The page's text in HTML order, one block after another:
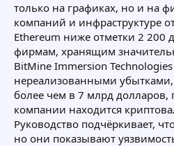
м
ы
а
л
а
только на графиках, но и на
компаний и инфраструктуре
Ethereum ниже отметки 2 200
фирмам, хранящим
BitMine Immersion Technologies
нереализованными
более чем в 7 млрд долларов,
компании находится
Руководство подчёркивает,
но они показывают